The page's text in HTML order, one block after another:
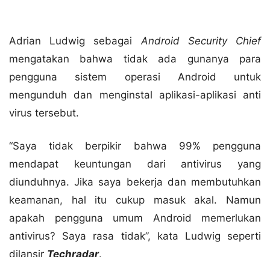
Adrian Ludwig sebagai Android Security Chief
mengatakan bahwa tidak ada gunanya para
pengguna sistem operasi Android untuk
mengunduh dan menginstal aplikasi-aplikasi anti
virus tersebut.
“Saya tidak berpikir bahwa 99% pengguna
mendapat keuntungan dari antivirus yang
diunduhnya. Jika saya bekerja dan membutuhkan
keamanan, hal itu cukup masuk akal. Namun
apakah pengguna umum Android memerlukan
antivirus? Saya rasa tidak”, kata Ludwig seperti
dilansir Techradar.